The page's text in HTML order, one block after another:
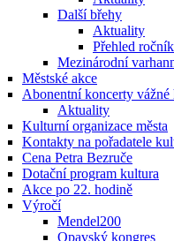
Další břehy
Aktuality
Přehled
Mezinárodní
Městské akce
Abonentní koncerty vážné
Aktuality
Kulturní organizace města
Kontakty na pořadatele
Cena Petra Bezruče
Dotační program kultura
Akce po 22. hodině
Výročí
Mendel200
Opavský kongres